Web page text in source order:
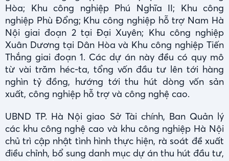
Hòa; Khu công nghiệp Phú Nghĩa II; Khu công
nghiệp Phù Đổng; Khu công nghiệp hỗ trợ Nam Hà
Nội giai đoạn 2 tại Đại Xuyên; Khu công nghiệp
Xuân Dương tại Dân Hòa và Khu công nghiệp Tiến
Thắng giai đoạn 1. Các dự án này đều có quy mô
từ vài trăm héc-ta, tổng vốn đầu tư lên tới hàng
nghìn tỷ đồng, hướng tới thu hút dòng vốn sản
xuất, công nghiệp hỗ trợ và công nghệ cao.
UBND TP. Hà Nội giao Sở Tài chính, Ban Quản lý
các khu công nghệ cao và khu công nghiệp Hà Nội
chủ trì cập nhật tình hình thực hiện, rà soát đề xuất
điều chỉnh, bổ sung danh mục dự án thu hút đầu tư,